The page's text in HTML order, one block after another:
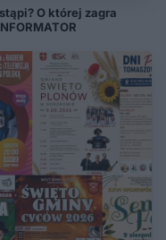
O której zagra